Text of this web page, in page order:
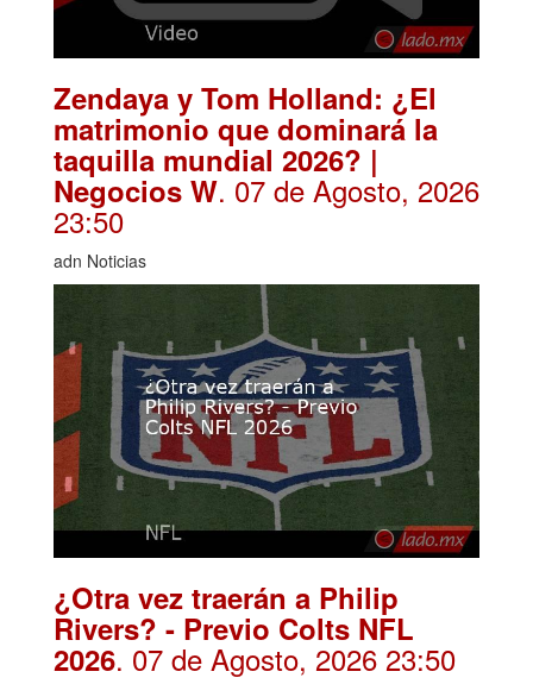
Zendaya y Tom Holland: ¿El
matrimonio que dominará la
taquilla mundial 2026? |
Negocios W. 07 de Agosto, 2026
23:50
adn Noticias
¿Otra vez traerán a Philip
Rivers? - Previo Colts NFL
2026. 07 de Agosto, 2026 23:50